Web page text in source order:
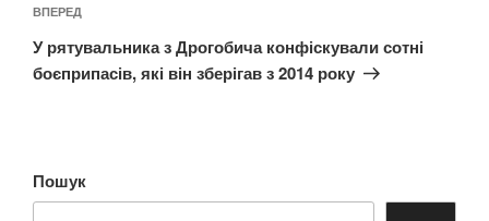
Наступний
запис
ВПЕРЕД
У рятувальника з Дрогобича конфіскували сотні
боєприпасів, які він зберігав з 2014 року
Пошук